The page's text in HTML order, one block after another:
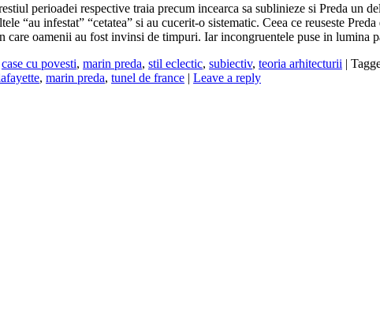
perioadei respective traia precum incearca sa sublinieze si Preda
“au infestat” “cetatea” si au cucerit-o sistematic. Ceea ce reuseste
care oamenii au fost invinsi de timpuri. Iar incongruentele puse in lumina
case cu povesti, marin preda, stil eclectic, subiectiv, teoria arhitecturii |
, marin preda, tunel de france | Leave a reply